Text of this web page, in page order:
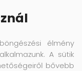
élmény
A sütik
bővebb